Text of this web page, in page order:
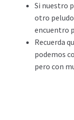
Si nuestro
otro
encuentro
Recuerda
podemos
pero con